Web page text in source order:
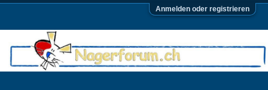
Anmelden oder registrieren